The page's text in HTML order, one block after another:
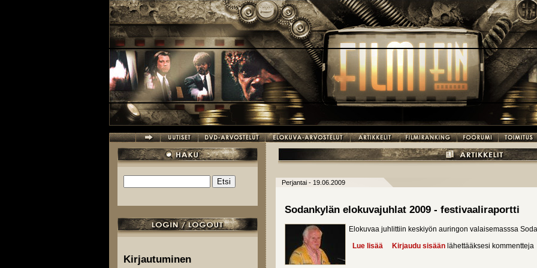
Hakulomake
Kirjautuminen
Perjantai - 19.06.2009
Sodankylän elokuvajuhlat 2009 - festivaaliraportti
Elokuvaa juhlittiin keskiyön auringon valaisemasssa
Lue lisää about Sodankylän elokuvajuhlat 2009 -
Kirjaudu sisään lähettääksesi kommentteja